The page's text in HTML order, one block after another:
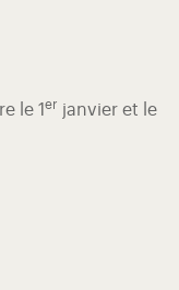
le 1 er janvier et le